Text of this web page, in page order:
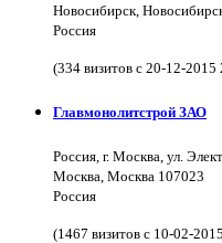
Новосибирск,
Россия
(334 визитов с 20-12-2015
Главмонолитстрой ЗАО
Россия, г. Москва, ул.
Москва, Москва 107023
Россия
(1467 визитов с 10-02-